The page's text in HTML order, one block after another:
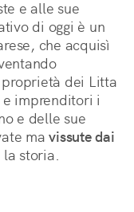
e alle sue
di oggi è un
che acquisì
proprietà dei Litta
imprenditori i
e delle sue
mavissute dai
la storia.